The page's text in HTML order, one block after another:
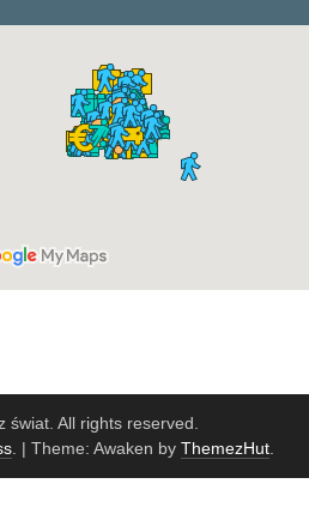
All rights reserved.
| Theme: Awaken by ThemezHut